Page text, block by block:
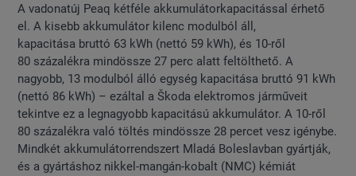
A vadonatúj Peaq kétféle akkumulátorkapacitással érhető
el. A kisebb akkumulátor kilenc modulból áll,
kapacitása bruttó 63 kWh (nettó 59 kWh), és 10-ről
80 százalékra mindössze 27 perc alatt feltölthető. A
nagyobb, 13 modulból álló egység kapacitása bruttó 91 kWh
(nettó 86 kWh) – ezáltal a Škoda elektromos járműveit
tekintve ez a legnagyobb kapacitású akkumulátor. A 10-ről
80 százalékra való töltés mindössze 28 percet vesz igénybe.
Mindkét akkumulátorrendszert Mladá Boleslavban gyártják,
és a gyártáshoz nikkel-mangán-kobalt (NMC) kémiát